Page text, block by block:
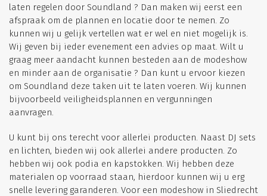
laten regelen door Soundland ? Dan maken wij eerst een
afspraak om de plannen en locatie door te nemen. Zo
kunnen wij u gelijk vertellen wat er wel en niet mogelijk is.
Wij geven bij ieder evenement een advies op maat. Wilt u
graag meer aandacht kunnen besteden aan de modeshow
en minder aan de organisatie ? Dan kunt u ervoor kiezen
om Soundland deze taken uit te laten voeren. Wij kunnen
bijvoorbeeld veiligheidsplannen en vergunningen
aanvragen.
U kunt bij ons terecht voor allerlei producten. Naast DJ sets
en lichten, bieden wij ook allerlei andere producten. Zo
hebben wij ook podia en kapstokken. Wij hebben deze
materialen op voorraad staan, hierdoor kunnen wij u erg
snelle levering garanderen. Voor een modeshow in Sliedrecht